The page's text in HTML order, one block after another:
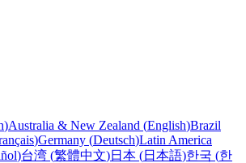
)Australia & New Zealand (English)Brazil
)Germany (Deutsch)Latin America
)台湾 (繁體中文)日本 (日本語)한국 (한